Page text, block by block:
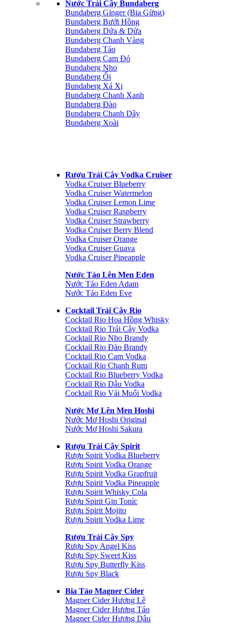
Nước Trái Cây Bundaberg
Bundaberg Ginger (Bia Gừng)
Bundaberg Bưởi Hồng
Bundaberg Dứa & Dừa
Bundaberg Chanh Vàng
Bundaberg Táo
Bundaberg Cam Đỏ
Bundaberg Nho
Bundaberg Ổi
Bundaberg Xá Xị
Bundaberg Chanh Xanh
Bundaberg Đào
Bundaberg Chanh Dây
Bundaberg Xoài
Rượu Trái Cây Vodka Cruiser
Vodka Cruiser Blueberry
Vodka Cruiser Watermelon
Vodka Cruiser Lemon Lime
Vodka Cruiser Raspberry
Vodka Cruiser Strawberry
Vodka Cruiser Berry Blend
Vodka Cruiser Orange
Vodka Cruiser Guava
Vodka Cruiser Pineapple
Nước Táo Lên Men Eden
Nước Táo Eden Adam
Nước Táo Eden Eve
Cocktail Trái Cây Rio
Cocktail Rio Hoa Hồng Whisky
Cocktail Rio Trái Cây Vodka
Cocktail Rio Nho Brandy
Cocktail Rio Đào Brandy
Cocktail Rio Cam Vodka
Cocktail Rio Chanh Rum
Cocktail Rio Blueberry Vodka
Cocktail Rio Dâu Vodka
Cocktail Rio Vải Muối Vodka
Nước Mơ Lên Men Hoshi
Nước Mơ Hoshi Original
Nước Mơ Hoshi Sakura
Rượu Trái Cây Spirit
Rượu Spirit Vodka Blueberry
Rượu Spirit Vodka Orange
Rượu Spirit Vodka Grapfruit
Rượu Spirit Vodka Pineapple
Rượu Spirit Whisky Cola
Rượu Spirit Gin Tonic
Rượu Spirit Mojito
Rượu Spirit Vodka Lime
Rượu Trái Cây Spy
Rượu Spy Angel Kiss
Rượu Spy Sweet Kiss
Rượu Spy Butterfly Kiss
Rượu Spy Black
Bia Táo Magner Cider
Magner Cider Hương Lê
Magner Cider Hương Táo
Magner Cider Hương Dâu